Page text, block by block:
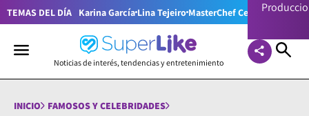
TEMAS DEL DÍA Karina García Lina Tejeiro MasterChef Celebrity
Noticias de interés, tendencias y entretenimiento
INICIO FAMOSOS Y CELEBRIDADES